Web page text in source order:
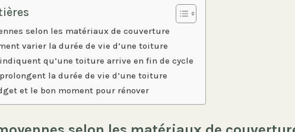
selon les matériaux de couverture
varier la durée de vie d’une toiture
qu’une toiture arrive en fin de cycle
la durée de vie d’une toiture
et le bon moment pour rénover